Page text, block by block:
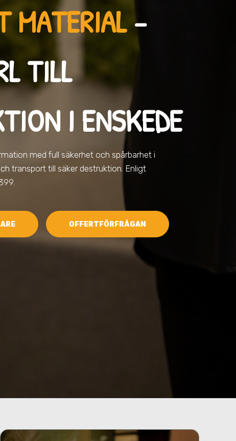
MATERIAL–
TILL
I ENSKEDE
med full säkerhet och spårbarhet i
transport till säker destruktion. Enligt
OFFERTFÖRFRÅGAN